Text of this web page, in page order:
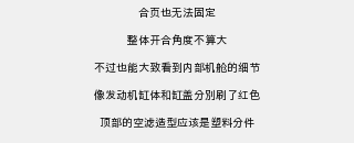
合页也无法固定
整体开合角度不算大
不过也能大致看到内部机舱的细节
像发动机缸体和缸盖分别刷了红色
顶部的空滤造型应该是塑料分件